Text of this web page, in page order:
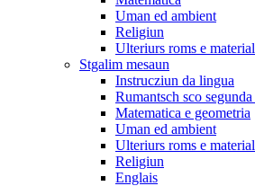
Uman ed ambient
Religiun
Ulteriurs roms e
Stgalim mesaun
Instrucziun da lingua
Rumantsch sco
Matematica e geometria
Uman ed ambient
Ulteriurs roms e
Religiun
Englais